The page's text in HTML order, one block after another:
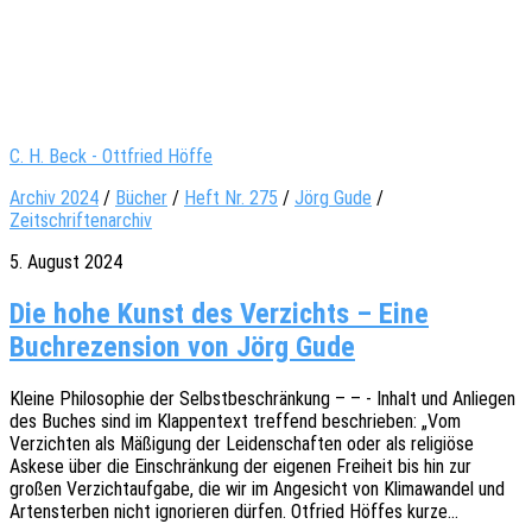
C. H. Beck - Ottfried Höffe
Archiv 2024 / Bücher / Heft Nr. 275 / Jörg Gude /
Zeitschriftenarchiv
5. August 2024
Die hohe Kunst des Verzichts – Eine
Buchrezension von Jörg Gude
Kleine Philo­so­phie der Selbst­be­schrän­kung – – - Inhalt und Anlie­gen
des Buches sind im Klap­pen­text tref­fend beschrie­ben: „Vom
Verzich­ten als Mäßi­gung der Leiden­schaf­ten oder als reli­giö­se
Askese über die Einschrän­kung der eige­nen Frei­heit bis hin zur
großen Verzicht­auf­ga­be, die wir im Ange­sicht von Klima­wan­del und
Arten­ster­ben nicht igno­rie­ren dürfen. Otfried Höffes kurze…